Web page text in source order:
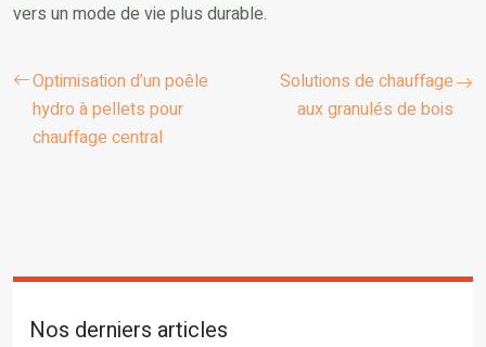
vers un mode de vie plus durable.
Optimisation d’un poêle
hydro à pellets pour
chauffage central
Solutions de chauffage
aux granulés de bois
Nos derniers articles